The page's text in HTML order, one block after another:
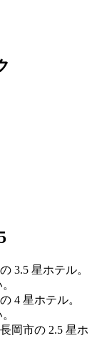
3.5 星ホテル。
4 星ホテル。
岡市の 2.5 星ホ